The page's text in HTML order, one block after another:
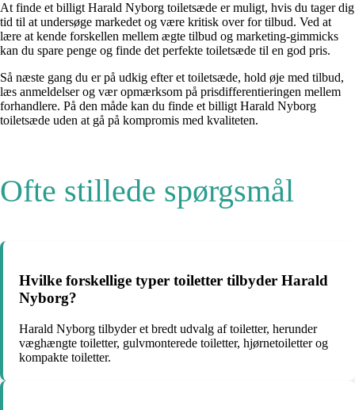
At finde et billigt Harald Nyborg toiletsæde er muligt, hvis du tager dig
tid til at undersøge markedet og være kritisk over for tilbud. Ved at
lære at kende forskellen mellem ægte tilbud og marketing-gimmicks
kan du spare penge og finde det perfekte toiletsæde til en god pris.
Så næste gang du er på udkig efter et toiletsæde, hold øje med tilbud,
læs anmeldelser og vær opmærksom på prisdifferentieringen mellem
forhandlere. På den måde kan du finde et billigt Harald Nyborg
toiletsæde uden at gå på kompromis med kvaliteten.
Ofte stillede spørgsmål
Hvilke forskellige typer toiletter tilbyder Harald
Nyborg?
Harald Nyborg tilbyder et bredt udvalg af toiletter, herunder
væghængte toiletter, gulvmonterede toiletter, hjørnetoiletter og
kompakte toiletter.